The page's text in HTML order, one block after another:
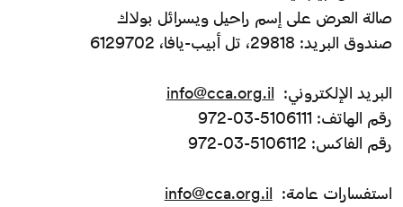
صالة العرض على إسم راحيل ويسرائل بولاك
صندوق البريد: 29818، تل أبيب-يافا، 6129702
البريد الإلكتروني: info@cca.org.il
رقم الهاتف: 5106111-03-972
رقم الفاكس: 5106112-03-972
استفسارات عامة: info@cca.org.il